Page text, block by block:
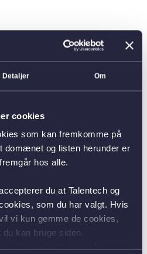
Detaljer Om
cookies
som kan fremkomme på
domænet og listen herunder er
hos alle.
du at Talentech og
som du har valgt. Hvis
vi kun gemme de cookies,
kan bruge siden.